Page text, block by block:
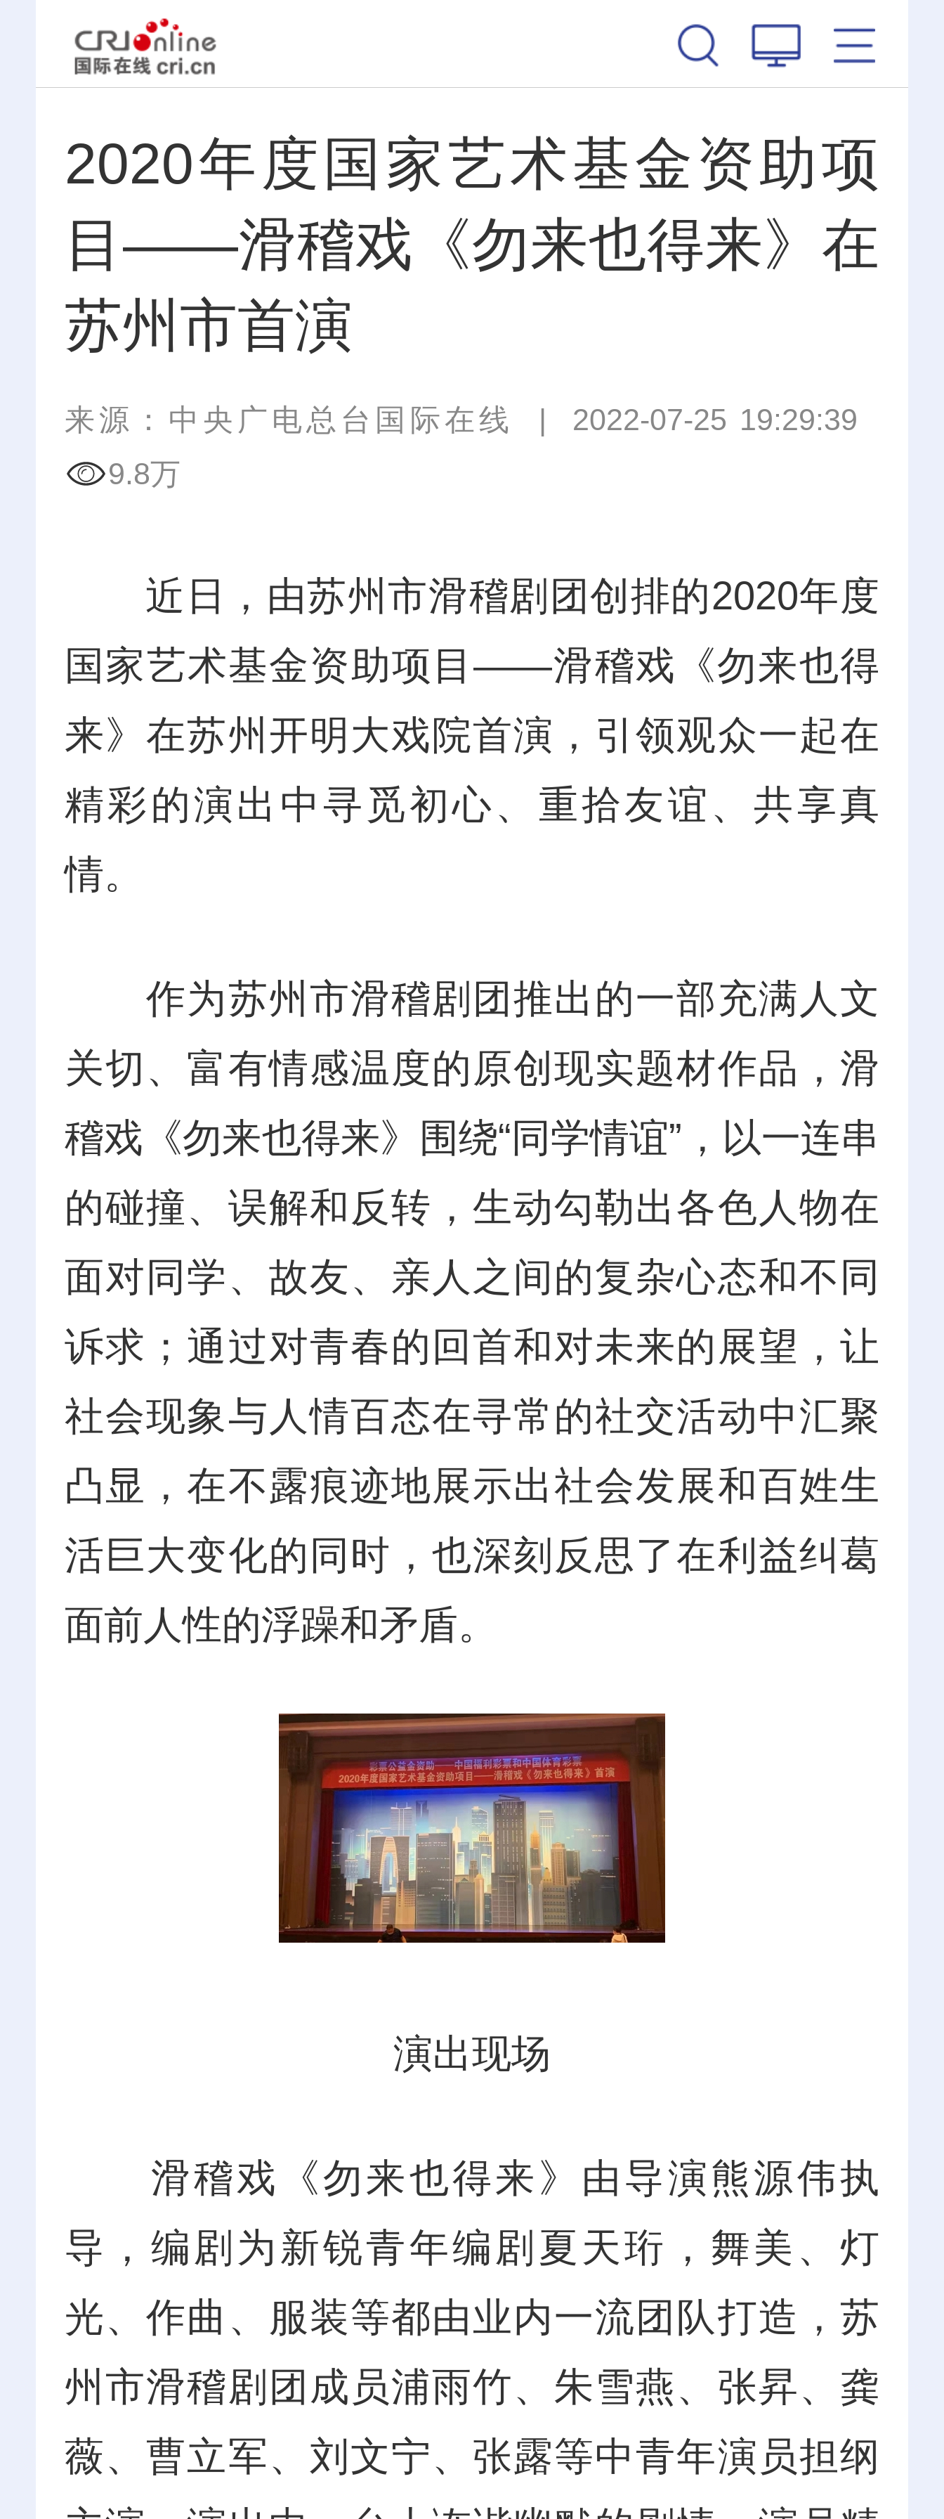
2020年度国家艺术基金资助项
目——滑稽戏《勿来也得来》在
苏州市首演
来源：中央广电总台国际在线 | 2022-07-25 19:29:39
9.8万
近日，由苏州市滑稽剧团创排的2020年度
国家艺术基金资助项目——滑稽戏《勿来也得
来》在苏州开明大戏院首演，引领观众一起在
精彩的演出中寻觅初心、重拾友谊、共享真
情。
作为苏州市滑稽剧团推出的一部充满人文
关切、富有情感温度的原创现实题材作品，滑
稽戏《勿来也得来》围绕“同学情谊”，以一连串
的碰撞、误解和反转，生动勾勒出各色人物在
面对同学、故友、亲人之间的复杂心态和不同
诉求；通过对青春的回首和对未来的展望，让
社会现象与人情百态在寻常的社交活动中汇聚
凸显，在不露痕迹地展示出社会发展和百姓生
活巨大变化的同时，也深刻反思了在利益纠葛
面前人性的浮躁和矛盾。
演出现场
滑稽戏《勿来也得来》由导演熊源伟执
导，编剧为新锐青年编剧夏天珩，舞美、灯
光、作曲、服装等都由业内一流团队打造，苏
州市滑稽剧团成员浦雨竹、朱雪燕、张昇、龚
薇、曹立军、刘文宁、张露等中青年演员担纲